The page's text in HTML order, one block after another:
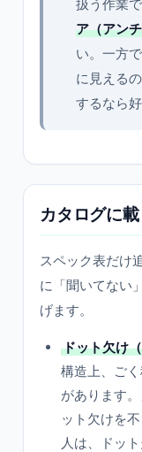
扱う作業
ア（アン
い。一方
に見える
するなら
カタログに
スペック表だけ
に「聞いてない
げます。
ドット欠け
構造上、ご
があります
ット欠けを
人は、ドッ